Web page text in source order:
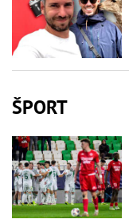
ŠPORT